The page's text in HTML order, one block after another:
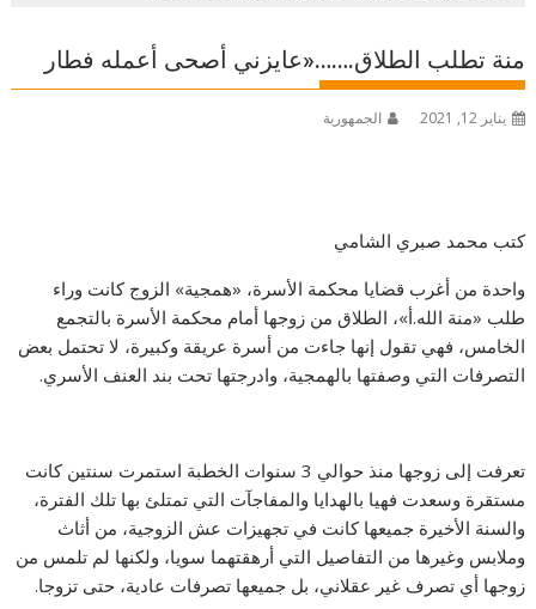
منة تطلب الطلاق…….«عايزني أصحى أعمله فطار
يناير 12, 2021 الجمهورية
كتب محمد صبري الشامي
واحدة من أغرب قضايا محكمة الأسرة، «همجية» الزوج كانت وراء
طلب «منة الله.أ»، الطلاق من زوجها أمام محكمة الأسرة بالتجمع
الخامس، فهي تقول إنها جاءت من أسرة عريقة وكبيرة، لا تحتمل بعض
التصرفات التي وصفتها بالهمجية، وادرجتها تحت بند العنف الأسري.
تعرفت إلى زوجها منذ حوالي 3 سنوات الخطبة استمرت سنتين كانت
مستقرة وسعدت فهيا بالهدايا والمفاجآت التي تمتلئ بها تلك الفترة،
والسنة الأخيرة جميعها كانت في تجهيزات عش الزوجية، من أثاث
وملابس وغيرها من التفاصيل التي أرهقتهما سويا، ولكنها لم تلمس من
زوجها أي تصرف غير عقلاني، بل جميعها تصرفات عادية، حتى تزوجا.